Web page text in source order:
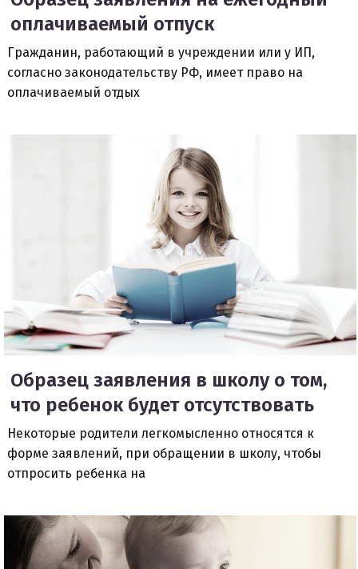
оплачиваемый отпуск
Гражданин, работающий в учреждении или у ИП,
согласно законодательству РФ, имеет право на
оплачиваемый отдых
Образец заявления в школу о том,
что ребенок будет отсутствовать
Некоторые родители легкомысленно относятся к
форме заявлений, при обращении в школу, чтобы
отпросить ребенка на